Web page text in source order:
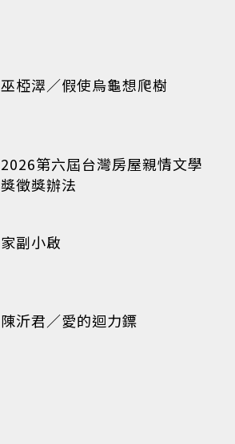
巫椏濢／假使烏龜想爬樹
2026第六屆台灣房屋親情文學
獎徵獎辦法
家副小啟
陳沂君／愛的迴力鏢